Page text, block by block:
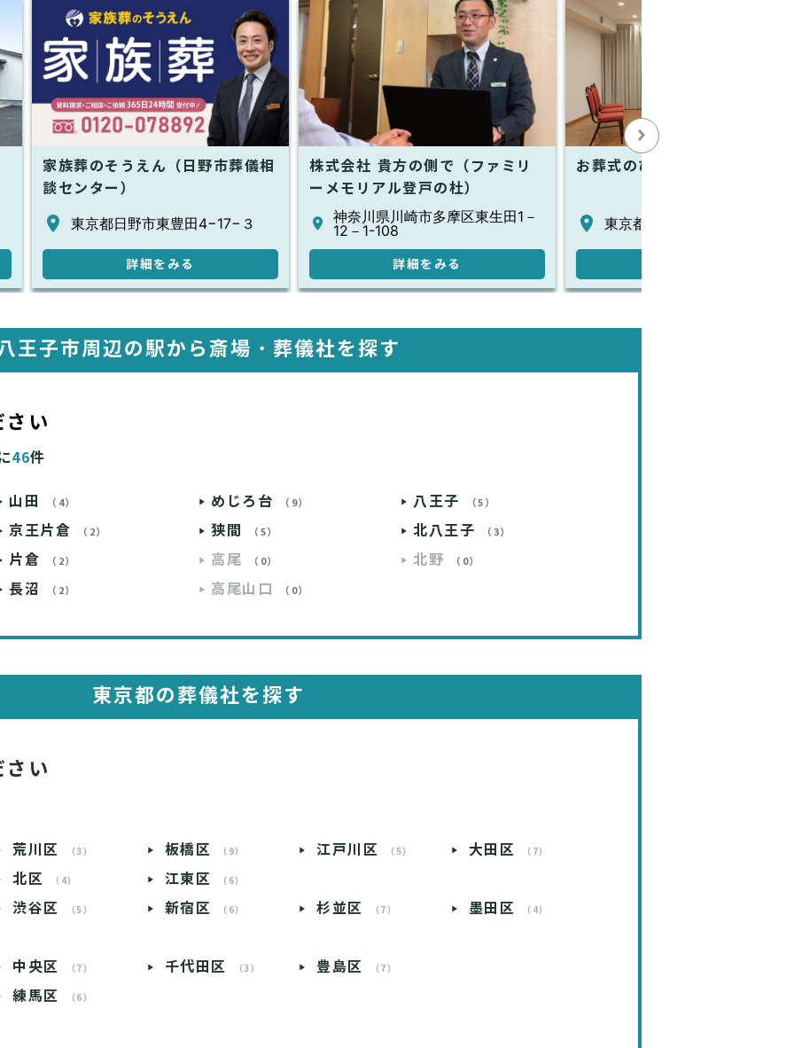
家族葬のそうえん（日野市葬儀相
談センター）
東京都日野市東豊田4−17−３ ​
詳細をみる
株式会社 貴方の側で（ファミリ
ーメモリアル登戸の杜）
神奈川県川崎市多摩区東生田1－
12－1-108
詳細をみる
お葬式のひなた
東京都世田谷区砧2丁目4-3
王子市周辺の駅から斎場・葬儀社を探す
い
46件
山田 （4） めじろ台 （9） 八王子 （5）
京王片倉 （2） 狭間 （5） 北八王子 （3）
片倉 （2） 高尾 （0） 北野 （0）
長沼 （2） 高尾山口 （0）
東京都の葬儀社を探す
い
荒川区 （3） 板橋区 （9） 江戸川区 （5） 大田区 （7）
北区 （4） 江東区 （6）
渋谷区 （5） 新宿区 （6） 杉並区 （7） 墨田区 （4）
中央区 （7） 千代田区 （3） 豊島区 （7）
練馬区 （6）